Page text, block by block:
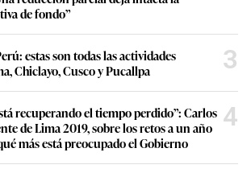
de fondo”
estas son todas las actividades
Chiclayo, Cusco y Pucallpa
3
recuperando el tiempo perdido”: Carlos
de Lima 2019, sobre los retos a un año
más está preocupado el Gobierno
4